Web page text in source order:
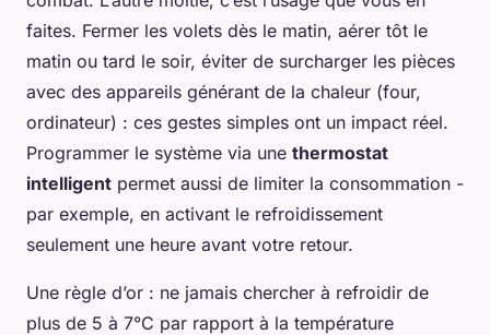
faites. Fermer les volets dès le matin, aérer tôt le
matin ou tard le soir, éviter de surcharger les pièces
avec des appareils générant de la chaleur (four,
ordinateur) : ces gestes simples ont un impact réel.
Programmer le système via une thermostat
intelligent permet aussi de limiter la consommation -
par exemple, en activant le refroidissement
seulement une heure avant votre retour.
Une règle d’or : ne jamais chercher à refroidir de
plus de 5 à 7°C par rapport à la température